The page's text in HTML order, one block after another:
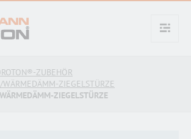
ZUBEHÖR
ZIEGELSTÜRZE
ZIEGELSTÜRZE